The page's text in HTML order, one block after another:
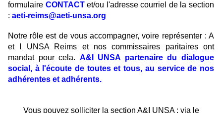
formulaire CONTACTet/ou l'adresse courriel de la section
: aeti-reims@aeti-unsa.org
Notre rôle est de vous accompagner, voire représenter : A
et I UNSA Reims et nos commissaires paritaires ont
mandat pour cela. A&I UNSA partenaire du dialogue
social, à l'écoute de toutes et tous, au service de nos
adhérentes et adhérents.
Vous pouvez solliciter la section A&I UNSA : via le